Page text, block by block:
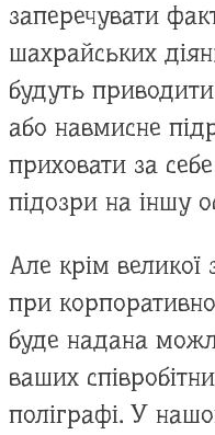
заперечувати
шахрайських
будуть
або навмисне
приховати за
підозри на іншу
Але крім великої
при
буде надана
ваших
поліграфі. У